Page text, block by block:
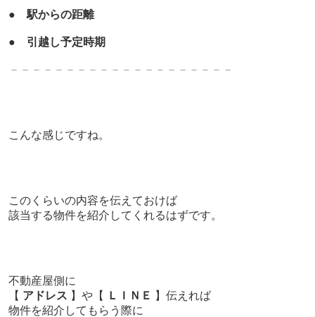
● 駅からの距離
● 引越し予定時期
－－－－－－－－－－－－－－－－－－－－
こんな感じですね。
このくらいの内容を伝えておけば
該当する物件を紹介してくれるはずです。
不動産屋側に
【 アドレス 】や【 ＬＩＮＥ 】伝えれば
物件を紹介してもらう際に